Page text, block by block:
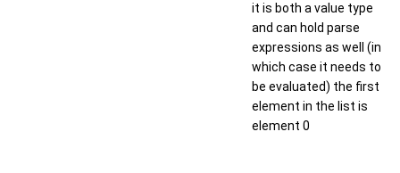
it is both a value type
and can hold parse
expressions as well (in
which case it needs to
be evaluated) the first
element in the list is
element 0